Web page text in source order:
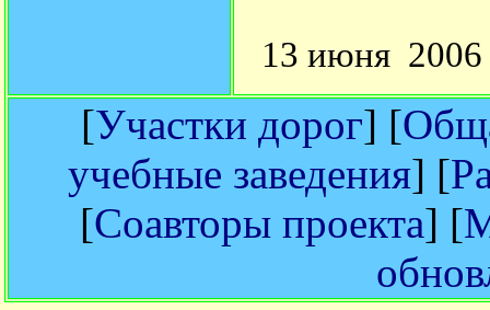
13 июня
[Участки дорог] [
учебные заведения] [
[Соавторы проекта] [